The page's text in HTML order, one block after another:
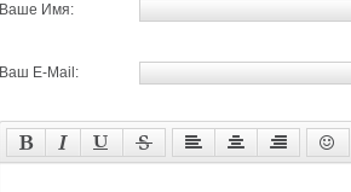
Ваше Имя:
Ваш E-Mail: